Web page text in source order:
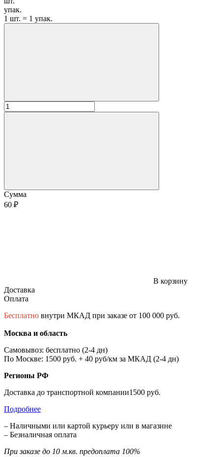
упак.
1 шт. = 1 упак.
Сумма
60 ₽
В корзину
Доставка
Оплата
Бесплатно внутри МКАД при заказе от 100 000 руб.
Москва и область
Самовывоз: бесплатно (2-4 дн)
По Москве: 1500 руб. + 40 руб/км за МКАД (2-4 дн)
Регионы РФ
Доставка до транспортной компании1500 руб.
Подробнее
– Наличными или картой курьеру или в магазине
– Безналичная оплата
При заказе до 10 м.кв. предоплата 100%